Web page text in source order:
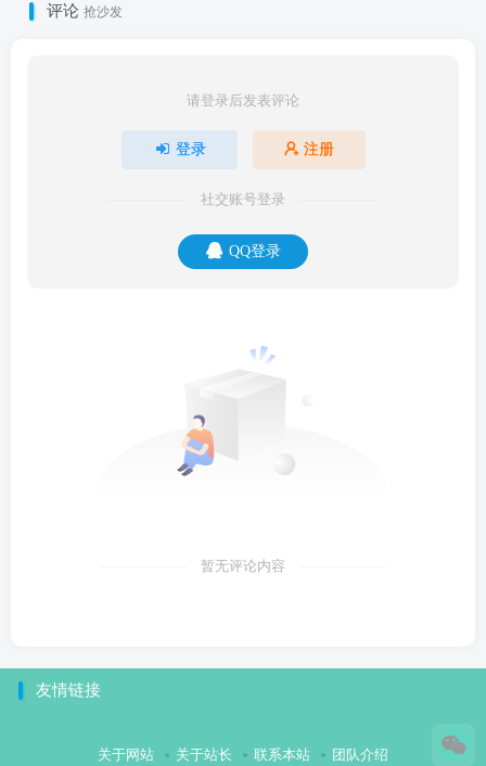
评论 抢沙发
请登录后发表评论
登录 注册
社交账号登录
QQ登录
暂无评论内容
友情链接
关于网站 关于站长 联系本站 团队介绍